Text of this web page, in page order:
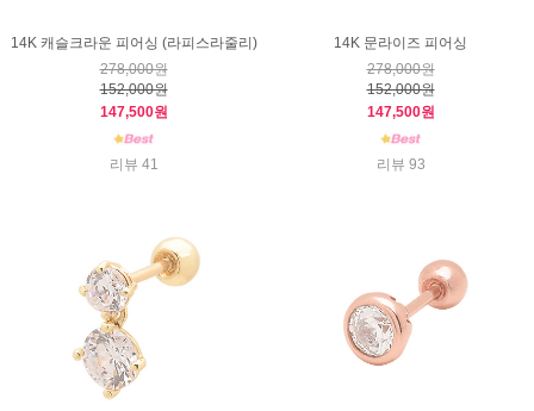
14K 캐슬크라운 피어싱 (라피스라줄리)
278,000원
152,000원
147,500원
리뷰 41
14K 문라이즈 피어싱
278,000원
152,000원
147,500원
리뷰 93